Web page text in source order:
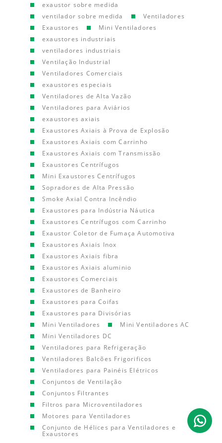
exaustor sobre medida
ventilador sobre medida
Ventiladores
Exaustores
Mini Ventiladores
exaustores industriais
ventiladores industriais
Ventilação Industrial
Ventiladores Comerciais
exaustores especiais
Ventiladores de Alta Vazão
Ventiladores para Aviários
exaustores axiais
Exaustores Axiais à Prova de Explosão
Exaustores Axiais com Carrinho
Exaustores Axiais com Transmissão
Exaustores Centrífugos
Mini Exaustores Centrífugos
Sopradores de Alta Pressão
Smoke Axial Contra Incêndio
Exaustores para Indústria Náutica
Exaustores Centrífugos com Carrinho
Exaustor Coletor de Fumaça Automotiva
Exaustores Axiais Inox
Exaustores Axiais fibra
Exaustores Axiais aluminio
Exaustores Comerciais
Exaustores de Banheiro
Exaustores para Coifas
Exaustores para Divisórias
Mini Ventiladores
Mini Ventiladores AC
Mini Ventiladores DC
Ventiladores para Refrigeração
Ventiladores Balcões Frigorificos
Ventiladores para Painéis Elétricos
Conjuntos de Ventilação
Conjuntos Filtrantes
Filtros para Microventiladores
Motores para Ventiladores
Conjunto de Hélices para Ventiladores e
Exaustores